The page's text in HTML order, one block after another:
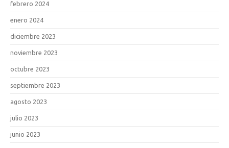
febrero 2024
enero 2024
diciembre 2023
noviembre 2023
octubre 2023
septiembre 2023
agosto 2023
julio 2023
junio 2023